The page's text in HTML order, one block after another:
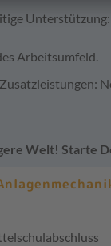
Arbeitsumfeld.
Welt! Starte